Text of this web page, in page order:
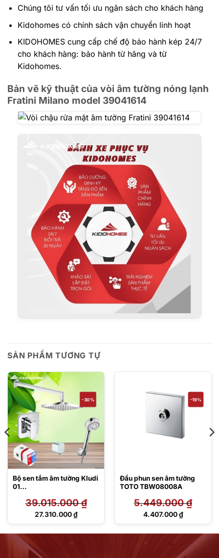
Chúng tôi tư vấn tối ưu ngân sách cho khách hàng
Kidohomes có chính sách vận chuyển linh hoạt
KIDOHOMES cung cấp chế độ bảo hành kép 24/7
cho khách hàng: bảo hành từ hãng và từ
Kidohomes.
Bản vẽ kỹ thuật của vòi âm tường nóng lạnh
Fratini Milano model 39041614
SẢN PHẨM TƯƠNG TỰ
-30%
Bộ sen tắm âm tường Kludi
01
05-00/6653105-
00/6554005-
00/6803005-00
39.015.000₫
Giá
27.310.000₫
Giá
-19%
Đầu phun sen âm tường
TOTO TBW08008A
5.449.000₫
Giá
5.449.000 ₫.
4.407.000₫
Giá
4.407.000 ₫.